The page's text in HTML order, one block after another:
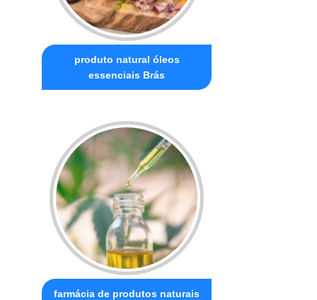
produto natural óleos
essenciais Brás
farmácia de produtos naturais